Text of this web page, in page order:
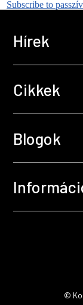
Subscribe to
Hírek
Cikkek
Blogok
©